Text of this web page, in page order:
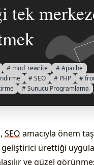
tek
# mod_rewrite
# Apache
# SEO # PHP
#
# Sunucu Programlama
SEO amacıyla önem
geliştirici ürettiği
ve güzel